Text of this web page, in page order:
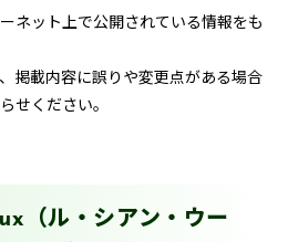
ネット上で公開されている情報をも
掲載内容に誤りや変更点がある場合
せください。
（ル・シアン・ウー